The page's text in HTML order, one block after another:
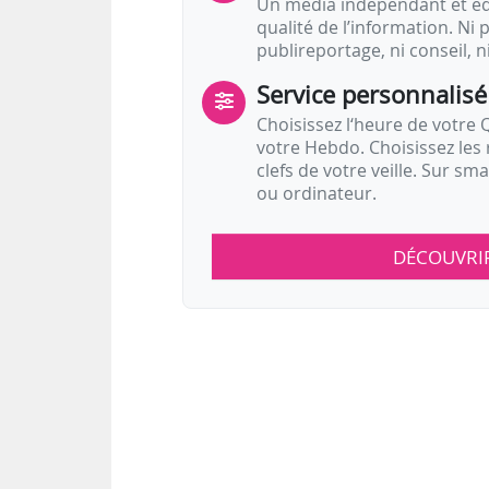
qualité de l’information. Ni
publireportage, ni conseil,
Service personnalisé
Choisissez l‘heure de
votre Hebdo. Choisissez
clefs de votre veille. Sur
ou ordinateur.